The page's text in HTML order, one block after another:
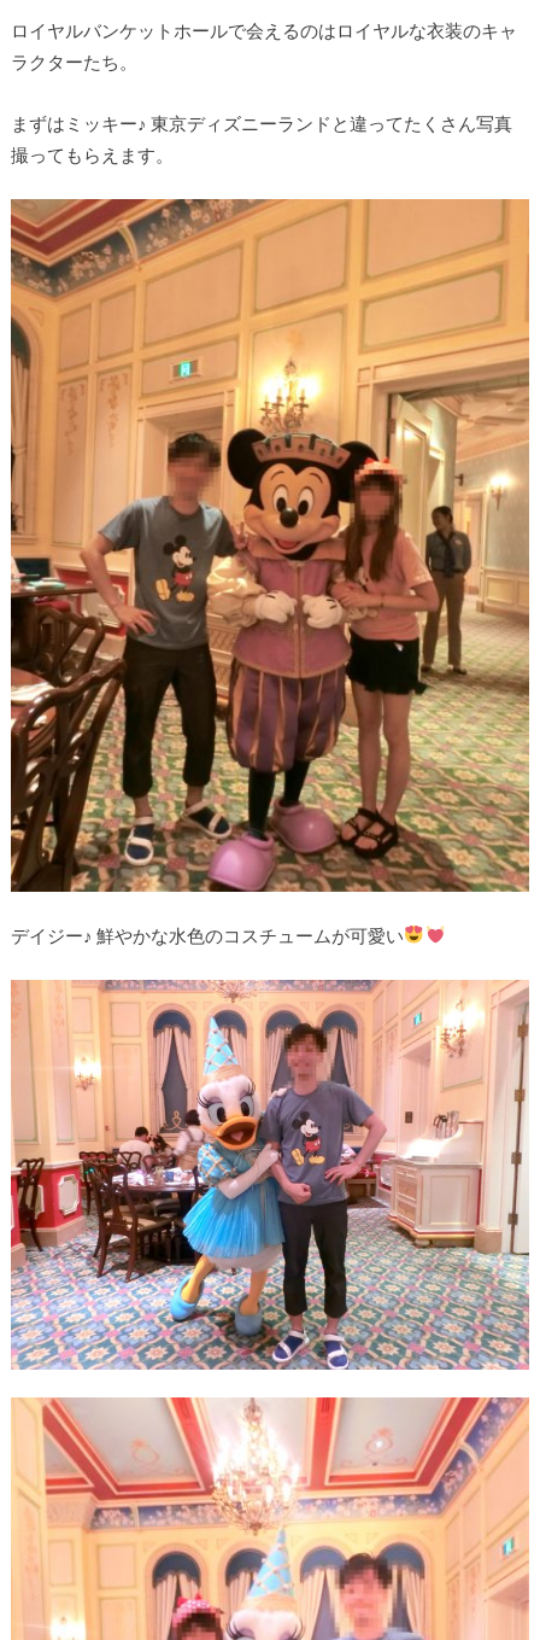
ロイヤルバンケットホールで会えるのはロイヤルな衣装のキャ
ラクターたち。
まずはミッキー♪ 東京ディズニーランドと違ってたくさん写真
撮ってもらえます。
デイジー♪ 鮮やかな水色のコスチュームが可愛い